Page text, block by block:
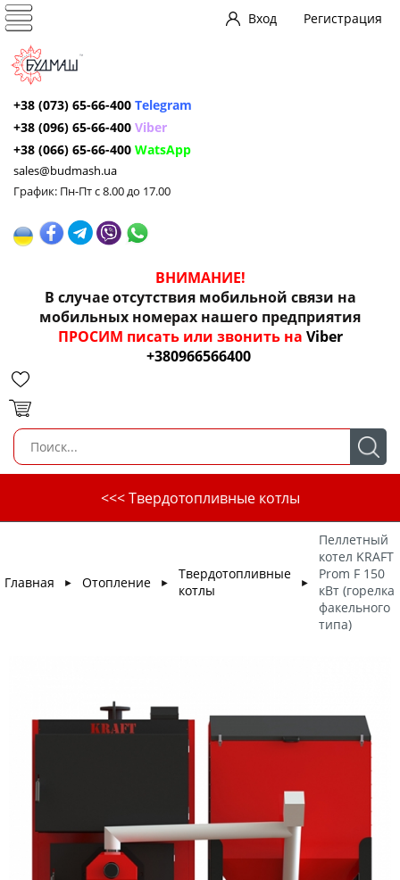
Вход Регистрация
+38 (073) 65-66-400 Telegram
+38 (096) 65-66-400 Viber
+38 (066) 65-66-400 WatsApp
sales@budmash.ua
График: Пн-Пт с 8.00 до 17.00
ВНИМАНИЕ!
В случае отсутствия мобильной связи на
мобильных номерах нашего предприятия
ПРОСИМ писать или звонить на Viber
+380966566400
<<< Твердотопливные котлы
Главная ► Отопление ►
Твердотопливные
котлы
►
Пеллетный
котел KRAFT
Prom F 150
кВт (горелка
факельного
типа)